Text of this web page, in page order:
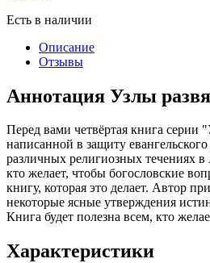
Есть в наличии
Описание
Отзывы
Аннотация Узлы
Перед вами четвёртая книга
написанной в защиту
различных религиозных течениях
кто желает, чтобы богословские
книгу, которая это делает. Автор
некоторые ясные утверждения
Книга будет полезна всем, кто
Характеристики